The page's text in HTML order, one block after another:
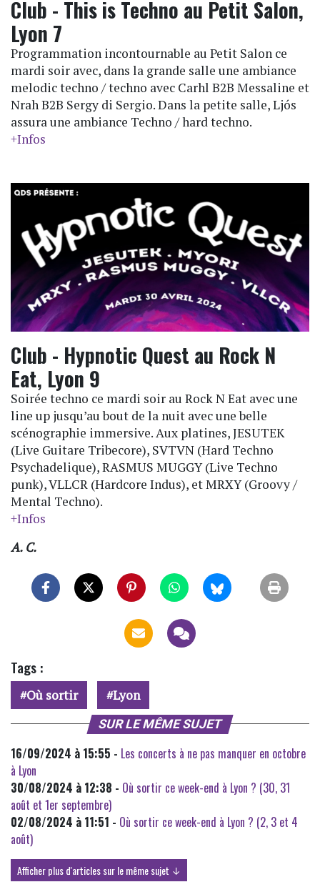
Club - This is Techno au Petit Salon,
Lyon 7
Programmation incontournable au Petit Salon ce
mardi soir avec, dans la grande salle une ambiance
melodic techno / techno avec Carhl B2B Messaline et
Nrah B2B Sergy di Sergio. Dans la petite salle, Ljós
assura une ambiance Techno / hard techno.
+Infos
Club - Hypnotic Quest au Rock N
Eat, Lyon 9
Soirée techno ce mardi soir au Rock N Eat avec une
line up jusqu’au bout de la nuit avec une belle
scénographie immersive. Aux platines, JESUTEK
(Live Guitare Tribecore), SVTVN (Hard Techno
Psychadelique), RASMUS MUGGY (Live Techno
punk), VLLCR (Hardcore Indus), et MRXY (Groovy /
Mental Techno).
+Infos
A. C.
Tags :
Où sortir Lyon
SUR LE MÊME SUJET
16/09/2024 à 15:55 - Les concerts à ne pas manquer en octobre
à Lyon
30/08/2024 à 12:38 - Où sortir ce week-end à Lyon ? (30, 31
août et 1er septembre)
02/08/2024 à 11:51 - Où sortir ce week-end à Lyon ? (2, 3 et 4
août)
Afficher plus d'articles sur le même sujet ↓